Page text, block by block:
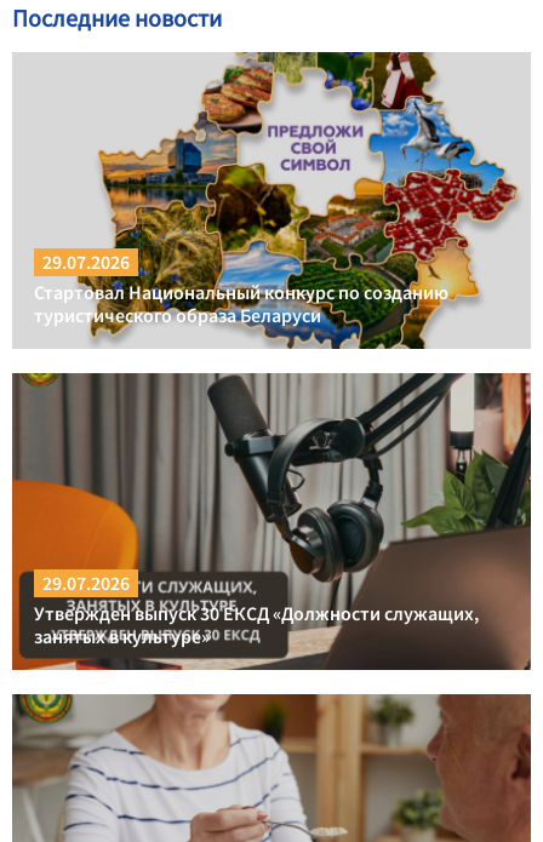
Последние новости
29.07.2026
Стартовал Национальный конкурс по созданию
туристического образа Беларуси
29.07.2026
Утвержден выпуск 30 ЕКСД «Должности служащих,
занятых в культуре»